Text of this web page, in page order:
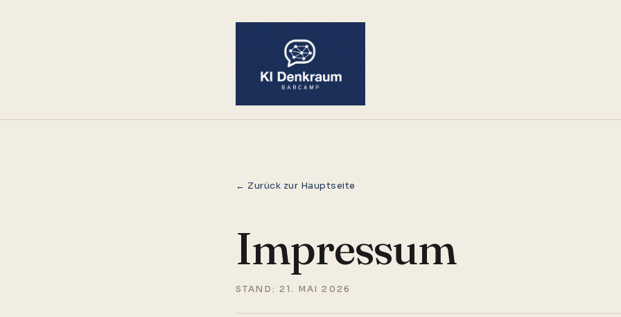
← Zurück zur Hauptseite
Impressum
STAND: 21. MAI 2026